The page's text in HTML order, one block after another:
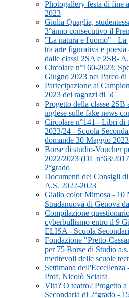
Photogallery festa di fine
2023
Giulia Quaglia,
3°anno consecutivo il
"La natura e l'uomo" - La
tra arte figurativa e
dalle classi 2SA e 2SB-
Circolare n°160-2023:
Giugno 2023 nel Parco
Partecipazione ai
2023 dei ragazzi di 5C
Progetto della classe 2SB
inglese sulle fake news
Circolare n°141 - Libri di
2023/24 - Scuola
domande 30 Maggio 2023
Borse di studio-Voucher
2022/2023 (DL n°63/
2°grado
Documenti dei Consigli
A.S. 2022-2023
Giallo color Mimosa - 10
Stradanuova di Genova
Compilazione
cyberbullismo entro il 9
ELISA - Scuola
Fondazione "Pretto-
per 75 Borse di Studio
meritevoli delle scuole
Settimana dell'Eccellenza
Prof. Nicolò Scialfa
Vita? O teatro? Progetto
Secondaria di 2°grado -